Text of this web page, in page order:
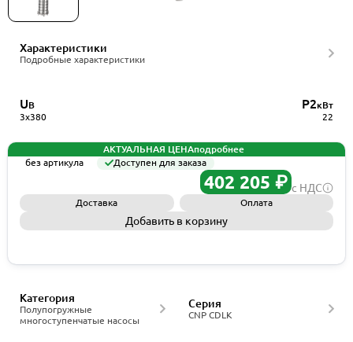
Характеристики
Подробные характеристики
UВ
3x380
P2кВт
22
АКТУАЛЬНАЯ ЦЕНАподробнее
без артикула
Доступен для заказа
402 205 ₽ с НДС
Доставка Оплата
Добавить в корзину
Полупогружные
многоступенчатые насосы
Категория
CNP CDLK
Серия